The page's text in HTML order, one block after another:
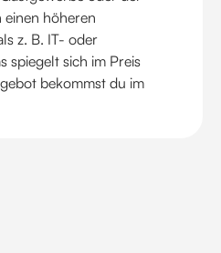
einen höheren
z. B. IT- oder
spiegelt sich im Preis
bekommst du im